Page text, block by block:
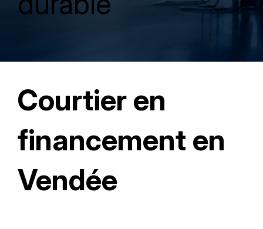
Courtier en
financement en
Vendée